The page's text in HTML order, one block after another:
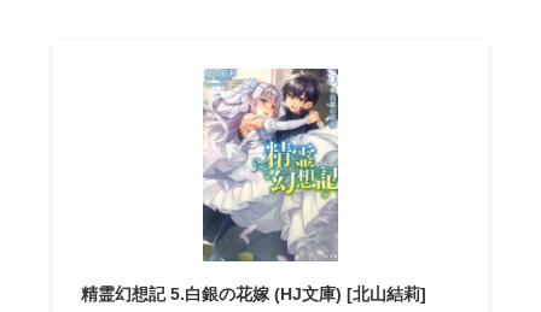
精霊幻想記 5.白銀の花嫁 (HJ文庫) [北山結莉]